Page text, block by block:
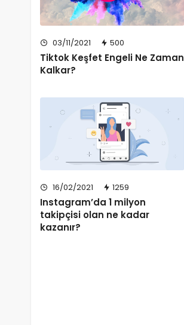
03/11/2021 500
Tiktok Keşfet Engeli Ne Zaman
Kalkar?
16/02/2021 1259
Instagram’da 1 milyon
takipçisi olan ne kadar
kazanır?